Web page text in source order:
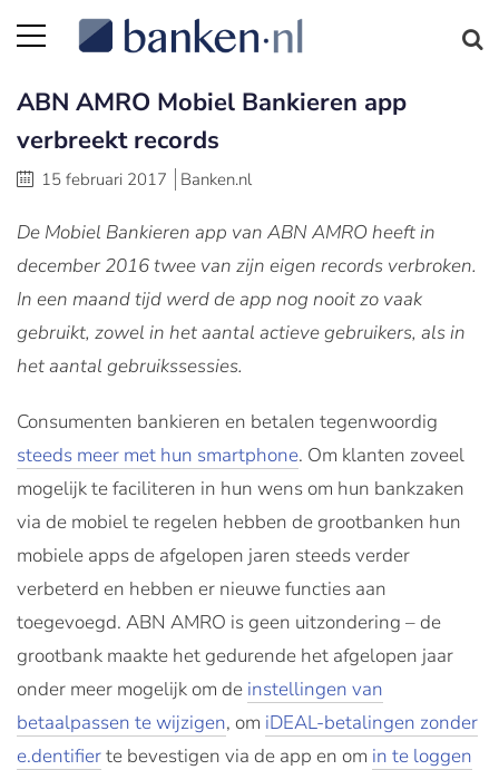
ABN AMRO Mobiel Bankieren app
verbreekt records
15 februari 2017 Banken.nl
De Mobiel Bankieren app van ABN AMRO heeft in
december 2016 twee van zijn eigen records verbroken.
In een maand tijd werd de app nog nooit zo vaak
gebruikt, zowel in het aantal actieve gebruikers, als in
het aantal gebruikssessies.
Consumenten bankieren en betalen tegenwoordig
steeds meer met hun smartphone. Om klanten zoveel
mogelijk te faciliteren in hun wens om hun bankzaken
via de mobiel te regelen hebben de grootbanken hun
mobiele apps de afgelopen jaren steeds verder
verbeterd en hebben er nieuwe functies aan
toegevoegd. ABN AMRO is geen uitzondering – de
grootbank maakte het gedurende het afgelopen jaar
onder meer mogelijk om de instellingen van
betaalpassen te wijzigen, om iDEAL-betalingen zonder
e.dentifierte bevestigen via de app en om in te loggen